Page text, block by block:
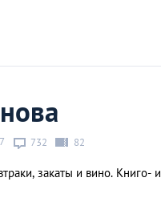
732 82
закаты и вино. Книго- и